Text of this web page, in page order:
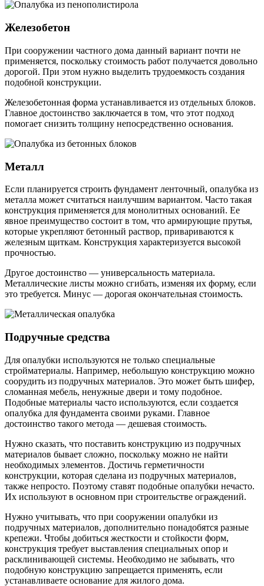
Железобетон
При сооружении частного дома данный вариант почти не
применяется, поскольку стоимость работ получается довольно
дорогой. При этом нужно выделить трудоемкость создания
подобной конструкции.
Железобетонная форма устанавливается из отдельных блоков.
Главное достоинство заключается в том, что этот подход
помогает снизить толщину непосредственно основания.
Металл
Если планируется строить фундамент ленточный, опалубка из
металла может считаться наилучшим вариантом. Часто такая
конструкция применяется для монолитных оснований. Ее
явное преимущество состоит в том, что армирующие прутья,
которые укрепляют бетонный раствор, привариваются к
железным щиткам. Конструкция характеризуется высокой
прочностью.
Другое достоинство — универсальность материала.
Металлические листы можно сгибать, изменяя их форму, если
это требуется. Минус — дорогая окончательная стоимость.
Подручные средства
Для опалубки используются не только специальные
стройматериалы. Например, небольшую конструкцию можно
соорудить из подручных материалов. Это может быть шифер,
сломанная мебель, ненужные двери и тому подобное.
Подобные материалы часто используются, если создается
опалубка для фундамента своими руками. Главное
достоинство такого метода — дешевая стоимость.
Нужно сказать, что поставить конструкцию из подручных
материалов бывает сложно, поскольку можно не найти
необходимых элементов. Достичь герметичности
конструкции, которая сделана из подручных материалов,
также непросто. Поэтому ставят подобные опалубки нечасто.
Их используют в основном при строительстве ограждений.
Нужно учитывать, что при сооружении опалубки из
подручных материалов, дополнительно понадобятся разные
крепежи. Чтобы добиться жесткости и стойкости форм,
конструкция требует выставления специальных опор и
расклинивающей системы. Необходимо не забывать, что
подобную конструкцию запрещается применять, если
устанавливаете основание для жилого дома.